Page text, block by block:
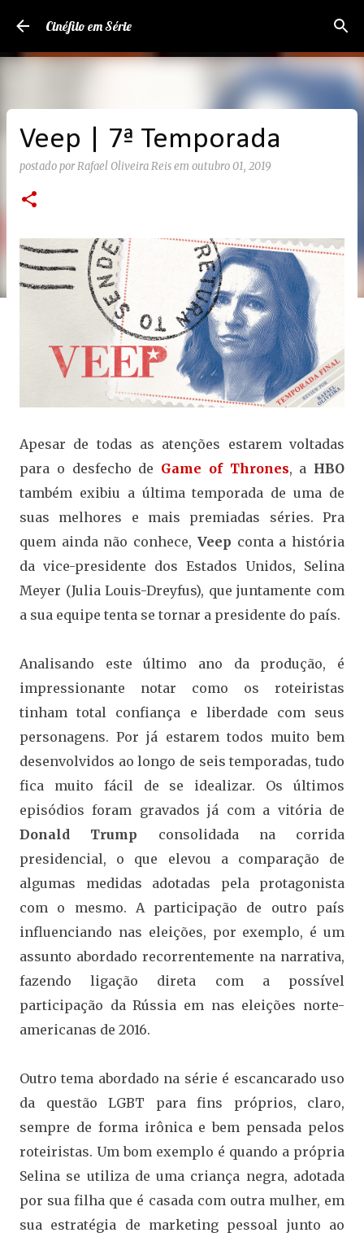
Pular para o conteúdo principal
Cinéfilo em Série
Veep | 7ª Temporada
postado porRafael Oliveira Reisem outubro 01, 2019
Apesar de todas as atenções estarem voltadas
para o desfecho de Game of Thrones, a HBO
também exibiu a última temporada de uma de
suas melhores e mais premiadas séries. Pra
quem ainda não conhece, Veep conta a história
da vice-presidente dos Estados Unidos, Selina
Meyer (Julia Louis-Dreyfus), que juntamente com
a sua equipe tenta se tornar a presidente do país.
Analisando este último ano da produção, é
impressionante notar como os roteiristas
tinham total confiança e liberdade com seus
personagens. Por já estarem todos muito bem
desenvolvidos ao longo de seis temporadas, tudo
fica muito fácil de se idealizar. Os últimos
episódios foram gravados já com a vitória de
Donald Trump consolidada na corrida
presidencial, o que elevou a comparação de
algumas medidas adotadas pela protagonista
com o mesmo. A participação de outro país
influenciando nas eleições, por exemplo, é um
assunto abordado recorrentemente na narrativa,
fazendo ligação direta com a possível
participação da Rússia em nas eleições norte-
americanas de 2016.
Outro tema abordado na série é escancarado uso
da questão LGBT para fins próprios, claro,
sempre de forma irônica e bem pensada pelos
roteiristas. Um bom exemplo é quando a própria
Selina se utiliza de uma criança negra, adotada
por sua filha que é casada com outra mulher, em
sua estratégia de marketing pessoal junto ao